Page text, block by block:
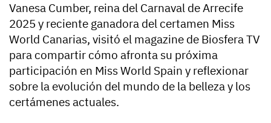
Vanesa Cumber, reina del Carnaval de Arrecife
2025 y reciente ganadora del certamen Miss
World Canarias, visitó el magazine de Biosfera TV
para compartir cómo afronta su próxima
participación en Miss World Spain y reflexionar
sobre la evolución del mundo de la belleza y los
certámenes actuales.